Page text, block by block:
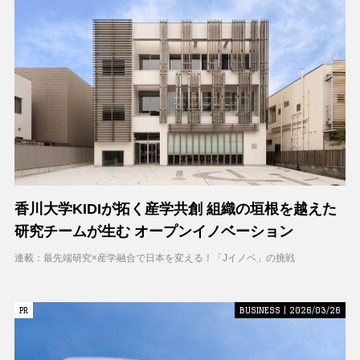
香川大学KIDIが拓く産学共創 組織の垣根を越えた
研究チームが生む オープンイノベーション
連載：最先端研究×産学融合で日本を変える！「Jイノベ」の挑戦
PR
PR BUSINESS | 2026/03/26